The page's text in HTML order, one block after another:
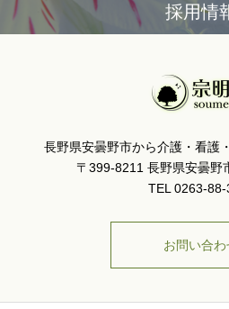
採用情
長野県安曇野市から介護・看護
〒399-8211 長野県安曇野
TEL 0263-88-
お問い合わ